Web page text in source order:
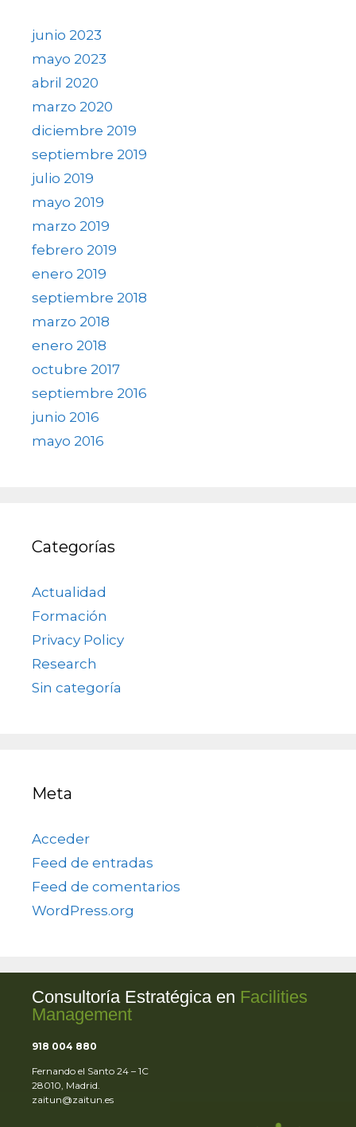
junio 2023
mayo 2023
abril 2020
marzo 2020
diciembre 2019
septiembre 2019
julio 2019
mayo 2019
marzo 2019
febrero 2019
enero 2019
septiembre 2018
marzo 2018
enero 2018
octubre 2017
septiembre 2016
junio 2016
mayo 2016
Categorías
Actualidad
Formación
Privacy Policy
Research
Sin categoría
Meta
Acceder
Feed de entradas
Feed de comentarios
WordPress.org
Consultoría Estratégica en Facilities
Management
918 004 880
Fernando el Santo 24 – 1C
28010, Madrid.
zaitun@zaitun.es